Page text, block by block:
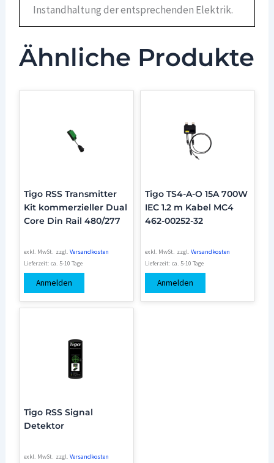
Instandhaltung der entsprechenden Elektrik.
Ähnliche Produkte
Tigo RSS Transmitter
Kit kommerzieller Dual
Core Din Rail 480/277
exkl. MwSt. zzgl.Versandkosten
Lieferzeit:ca. 5-10 Tage
Anmelden
Tigo TS4-A-O 15A 700W
IEC 1.2 m Kabel MC4
462-00252-32
exkl. MwSt. zzgl. Versandkosten
Lieferzeit: ca. 5-10 Tage
Anmelden
Tigo RSS Signal
Detektor
exkl. MwSt. zzgl.Versandkosten